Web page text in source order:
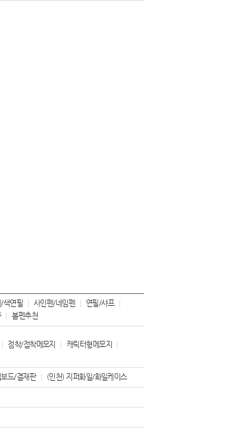
색연필 사인펜/네임펜
연필/샤프
볼펜추천
점착/접착메모지
캐릭터형메모지
드/결재판 (인천) 지퍼화일/화일케이스